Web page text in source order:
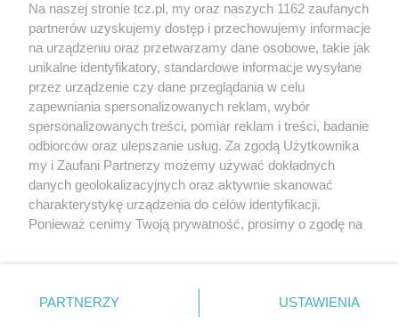
O FIRMIE POLITYKA PRYWATNOŚCI HOSTING
REKLAMA WSPÓŁPRACA RSS FACEBOOK KONTAKT
Nasze serwisy
Aktualności
Tcz24
Historia miasta
Muzyka i kultura
Archiwum wydarzeń
Zdjęcia miasta
Na naszej stronie tcz.pl, my oraz naszych 1162 zaufanych
partnerów uzyskujemy dostęp i przechowujemy informacje
na urządzeniu oraz przetwarzamy dane osobowe, takie jak
unikalne identyfikatory, standardowe informacje wysyłane
przez urządzenie czy dane przeglądania w celu
zapewniania spersonalizowanych reklam, wybór
spersonalizowanych treści, pomiar reklam i treści, badanie
odbiorców oraz ulepszanie usług. Za zgodą Użytkownika
my i Zaufani Partnerzy możemy używać dokładnych
danych geolokalizacyjnych oraz aktywnie skanować
charakterystykę urządzenia do celów identyfikacji.
Ponieważ cenimy Twoją prywatność, prosimy o zgodę na
znajdujący się w lewym dolnym rogu strony
. Niektóre
PARTNERZY USTAWIENIA